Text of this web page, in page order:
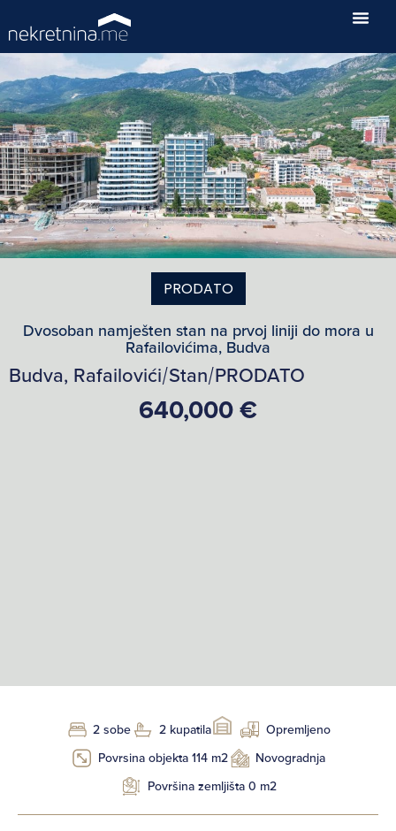
PRODATO
Dvosoban namješten stan na prvoj liniji do mora u
Rafailovićima, Budva
Budva, Rafailovići/Stan/PRODATO
640,000 €
2 sobe 2 kupatila
Opremljeno
Povrsina objekta 114 m2
Novogradnja
Površina zemljišta 0 m2